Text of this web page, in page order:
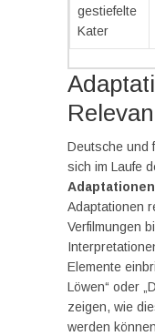
gestiefelte
Kater
Deutsche und
sich im Laufe
Adaptationen
Adaptationen
Verfilmungen
Elemente
Löwen“ oder
zeigen, wie
werden